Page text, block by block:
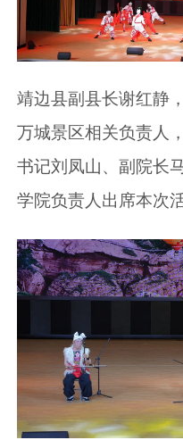
靖边县副县长谢红静
万城景区相关负责人
书记刘凤山、副院长
学院负责人出席本次活